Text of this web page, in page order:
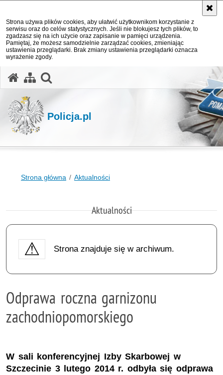
Strona używa plików cookies, aby ułatwić użytkownikom korzystanie z
serwisu oraz do celów statystycznych. Jeśli nie blokujesz tych plików, to
zgadzasz się na ich użycie oraz zapisanie w pamięci urządzenia.
Pamiętaj, że możesz samodzielnie zarządzać cookies, zmieniając
ustawienia przeglądarki. Brak zmiany ustawienia przeglądarki oznacza
wyrażenie zgody.
Policja.pl
Strona główna Aktualności
Aktualności
Strona znajduje się w archiwum.
Odprawa roczna garnizonu
zachodniopomorskiego
W sali konferencyjnej Izby Skarbowej w
Szczecinie 3 lutego 2014 r. odbyła się odprawa